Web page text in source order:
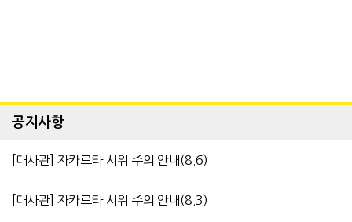
공지사항
[대사관] 자카르타 시위 주의 안내(8.6)
[대사관] 자카르타 시위 주의 안내(8.3)